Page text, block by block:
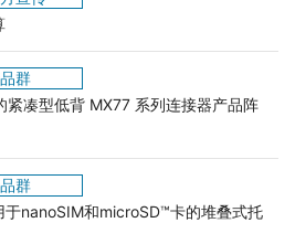
群
紧凑型低背 MX77 系列连接器产品阵
群
nanoSIM和microSD™卡的堆叠式托